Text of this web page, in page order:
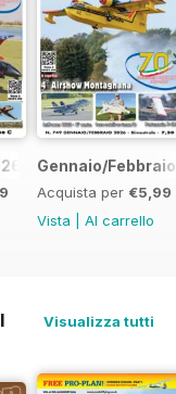
Gennaio/
Acquista per €5,99
Vista
Al carrello
Visualizza tutti